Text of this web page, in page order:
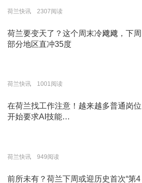
荷兰快讯 2307阅读
荷兰要变天了？这个周末冷飕飕，下周
部分地区直冲35度
荷兰快讯 1001阅读
在荷兰找工作注意！越来越多普通岗位
开始要求AI技能…
荷兰快讯 949阅读
前所未有？荷兰下周或迎历史首次“第4